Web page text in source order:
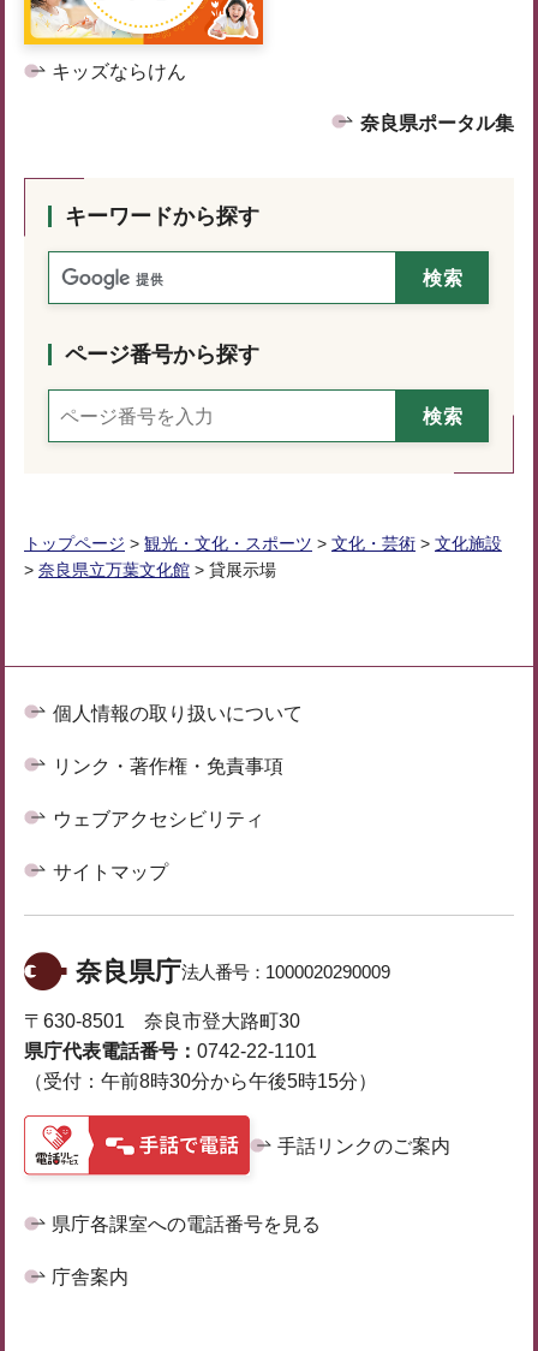
キッズならけん
奈良県ポータル集
キーワードから探す
ページ番号から探す
トップページ > 観光・文化・スポーツ > 文化・芸術 > 文化施設
> 奈良県立万葉文化館 > 貸展示場
個人情報の取り扱いについて
リンク・著作権・免責事項
ウェブアクセシビリティ
サイトマップ
奈良県庁法人番号： 1000020290009
〒630-8501 奈良市登大路町30
県庁代表電話番号： 0742-22-1101
（受付：午前8時30分から午後5時15分）
手話リンクのご案内
県庁各課室への電話番号を見る
庁舎案内